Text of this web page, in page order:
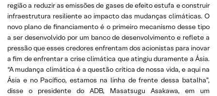
região a reduzir as emissões de gases de efeito estufa e construir
infraestrutura resiliente ao impacto das mudanças climáticas. O
novo plano de financiamento é o primeiro mecanismo desse tipo
a ser desenvolvido por um banco de desenvolvimento e reflete a
pressão que esses credores enfrentam dos acionistas para inovar
a fim de enfrentar a crise climática que atingiu duramente a Ásia.
“A mudança climática é a questão crítica de nossa vida, e aqui na
Ásia e no Pacífico, estamos na linha de frente dessa batalha”,
disse o presidente do ADB, Masatsugu Asakawa, em um